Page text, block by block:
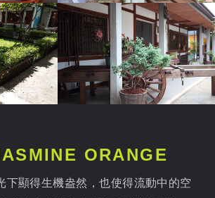
ORANGE
下顯得生機盎然，也使得流動中的空